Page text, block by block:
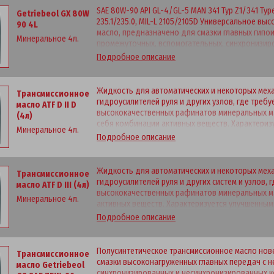
Getriebeol GX 80W
90 4L
Минеральное 4л.
SAE 80W-90 API GL-4/GL-5 MAN 341 Typ Z1/341
235.1/235.0, MIL-L 2105/2105D Универсальное
масло, предназначено для смазки главных
промежуточных, вспомогательных,
коробок передач с ручным управлением
5. Хорошие низкотемпературные свойства.
автопарка. Длинные интервалы замены.
высоких нагрузках.
Подробное описание
Трансмиссионное
масло ATF D II D
(4л)
Минеральное 4л.
Жидкость для автоматических и некоторых
гидроусилителей руля и других узлов, где
высококачественных рафинатов минеральных
себя комбинации активных веществ.
противоизносными свойствами. GM Dexron®-II D,
Ford ESP-M2C138-CJ, Ford ESP-M2C166-H, Ford
SQM-2C9010-B, Komatsu Dresser B22-0004,
Volvo 97335.
Подробное описание
Трансмиссионное
масло ATF D III (4л)
Минеральное 4л.
Жидкость для автоматических и некоторых
гидроусилителей руля и других систем и узлов,
высококачественных рафинатов минеральных
активных веществ. Характеризуется
текучестью при низких температурах,
MAN 339 V1/Z1 (F), ZF TE-ML 04D, ZF TE-ML 14A,
Подробное описание
Трансмиссионное
масло Getriebeol
Полусинтетическое трансмиссионное масло
смазки высоконагруженных главных передач с